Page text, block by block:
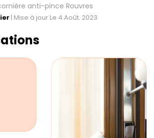
anti-pince Rouvres
| Mise à jour Le 4 Août. 2023